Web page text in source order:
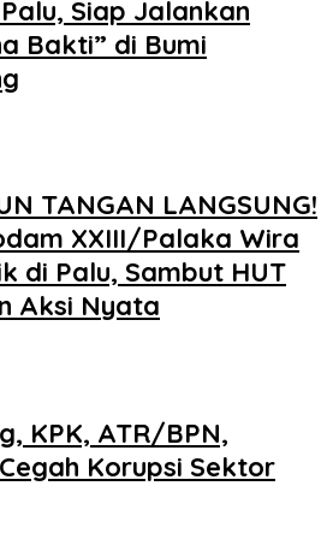
Siap Jalankan
Bakti” di Bumi
TANGAN LANGSUNG!
XXIII/Palaka Wira
di Palu, Sambut HUT
Aksi Nyata
KPK, ATR/BPN,
Korupsi Sektor